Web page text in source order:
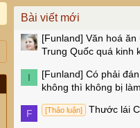
Bài viết mới
[Funland] Văn hoá
Trung Quốc quá kinh
I [Funland] Có phải
không thì không bị
F
[Thảo luận] Thước lái